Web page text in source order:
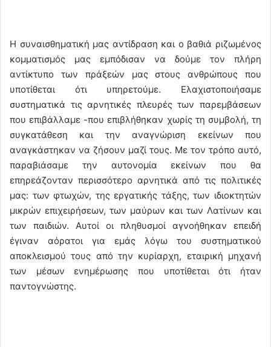
Η συναισθηματική μας αντίδραση και ο βαθιά ριζωμένος
κομματισμός μας εμπόδισαν να δούμε τον πλήρη
αντίκτυπο των πράξεών μας στους ανθρώπους που
υποτίθεται ότι υπηρετούμε. Ελαχιστοποιήσαμε
συστηματικά τις αρνητικές πλευρές των παρεμβάσεων
που επιβάλλαμε -που επιβλήθηκαν χωρίς τη συμβολή, τη
συγκατάθεση και την αναγνώριση εκείνων που
αναγκάστηκαν να ζήσουν μαζί τους. Με τον τρόπο αυτό,
παραβιάσαμε την αυτονομία εκείνων που θα
επηρεάζονταν περισσότερο αρνητικά από τις πολιτικές
μας: των φτωχών, της εργατικής τάξης, των ιδιοκτητών
μικρών επιχειρήσεων, των μαύρων και των Λατίνων και
των παιδιών. Αυτοί οι πληθυσμοί αγνοήθηκαν επειδή
έγιναν αόρατοι για εμάς λόγω του συστηματικού
αποκλεισμού τους από την κυρίαρχη, εταιρική μηχανή
των μέσων ενημέρωσης που υποτίθεται ότι ήταν
παντογνώστης.